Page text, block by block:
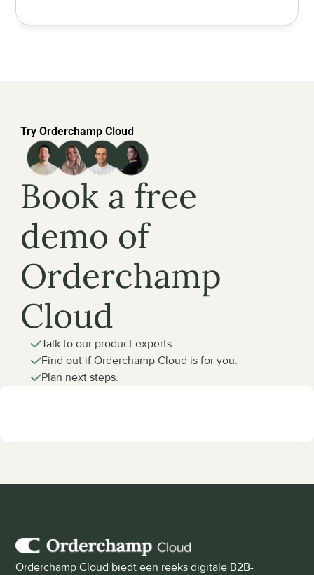
Try Orderchamp Cloud
Book a free
demo of
Orderchamp
Cloud
Talk to our product experts.
Find out if Orderchamp Cloud is for you.
Plan next steps.
Orderchamp Cloud biedt een reeks digitale B2B-